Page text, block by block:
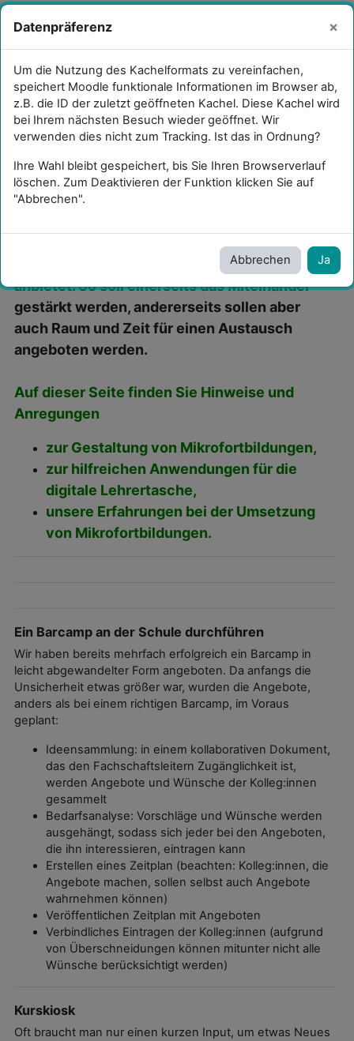
Zum Hauptinhalt
Website-Übersicht
Sucheingabe umschalten Anmelden
WvSG MD
Fortbildungssystem zu etablieren, das
Fortbildungen von Lehrkräften für Lehrkräfte
anbietet. So soll einerseits das Miteinander
gestärkt werden, andererseits sollen aber
auch Raum und Zeitfür einen Austausch
angeboten werden.
Auf dieser Seite finden Sie Hinweise und
Anregungen
zur Gestaltung von Mikrofortbildungen,
zur hilfreichen Anwendungen für die
digitale Lehrertasche,
unsere Erfahrungen bei der Umsetzung
von Mikrofortbildungen.
Ein Barcamp an der Schule durchführen
Wir haben bereits mehrfach erfolgreich ein Barcamp in
leicht abgewandelter Form angeboten. Da anfangs die
Unsicherheit etwas größer war, wurden die Angebote,
anders als bei einem richtigen Barcamp, im Voraus
geplant:
Ideensammlung: in einem kollaborativen Dokument,
das den Fachschaftsleitern Zugänglichkeit ist,
werden Angebote und Wünsche der Kolleg:innen
gesammelt
Bedarfsanalyse: Vorschläge und Wünsche werden
ausgehängt, sodass sich jeder bei den Angeboten,
die ihn interessieren, eintragen kann
Erstellen eines Zeitplan (beachten: Kolleg:innen, die
Angebote machen, sollen selbst auch Angebote
wahrnehmen können)
Veröffentlichen Zeitplan mit Angeboten
Verbindliches Eintragen der Kolleg:innen (aufgrund
von Überschneidungen können mitunter nicht alle
Wünsche berücksichtigt werden)
Kurskiosk
Oft braucht man nur einen kurzen Input, um etwas Neues
Datenpräferenz ×
Um die Nutzung des Kachelformats zu vereinfachen,
speichert Moodle funktionale Informationen im Browser ab,
z.B. die ID der zuletzt geöffneten Kachel. Diese Kachel wird
bei Ihrem nächsten Besuch wieder geöffnet. Wir
verwenden dies nicht zum Tracking. Ist das in Ordnung?
Ihre Wahl bleibt gespeichert, bis Sie Ihren Browserverlauf
löschen. Zum Deaktivieren der Funktion klicken Sie auf
"Abbrechen".
Abbrechen Ja